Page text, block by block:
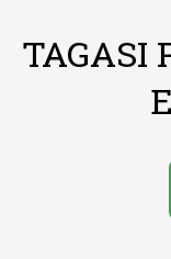
TAGASI